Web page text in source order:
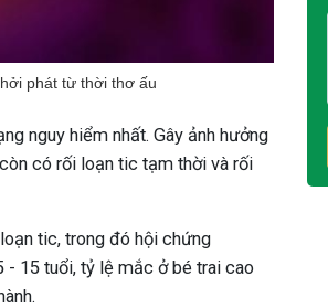
phát từ thời thơ ấu
nguy hiểm nhất. Gây ảnh hưởng
có rối loạn tic tạm thời và rối
tic, trong đó hội chứng
- 15 tuổi, tỷ lệ mắc ở bé trai cao